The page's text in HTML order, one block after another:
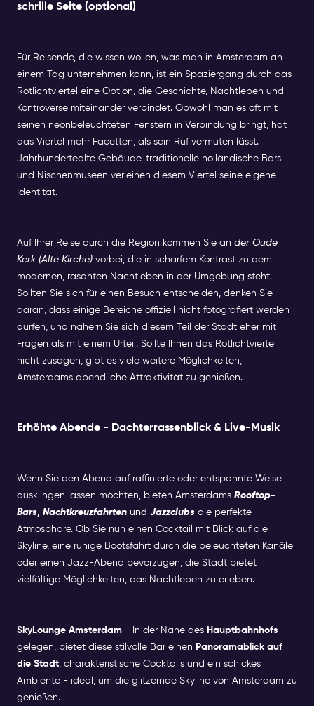
schrille Seite (optional)
Für Reisende, die wissen wollen, was man in Amsterdam an
einem Tag unternehmen kann, ist ein Spaziergang durch das
Rotlichtviertel eine Option, die Geschichte, Nachtleben und
Kontroverse miteinander verbindet. Obwohl man es oft mit
seinen neonbeleuchteten Fenstern in Verbindung bringt, hat
das Viertel mehr Facetten, als sein Ruf vermuten lässt.
Jahrhundertealte Gebäude, traditionelle holländische Bars
und Nischenmuseen verleihen diesem Viertel seine eigene
Identität.
Auf Ihrer Reise durch die Region kommen Sie an der Oude
Kerk (Alte Kirche) vorbei, die in scharfem Kontrast zu dem
modernen, rasanten Nachtleben in der Umgebung steht.
Sollten Sie sich für einen Besuch entscheiden, denken Sie
daran, dass einige Bereiche offiziell nicht fotografiert werden
dürfen, und nähern Sie sich diesem Teil der Stadt eher mit
Fragen als mit einem Urteil. Sollte Ihnen das Rotlichtviertel
nicht zusagen, gibt es viele weitere Möglichkeiten,
Amsterdams abendliche Attraktivität zu genießen.
Erhöhte Abende - Dachterrassenblick & Live-Musik
Wenn Sie den Abend auf raffinierte oder entspannte Weise
ausklingen lassen möchten, bieten Amsterdams Rooftop-
Bars, Nachtkreuzfahrten und Jazzclubs die perfekte
Atmosphäre. Ob Sie nun einen Cocktail mit Blick auf die
Skyline, eine ruhige Bootsfahrt durch die beleuchteten Kanäle
oder einen Jazz-Abend bevorzugen, die Stadt bietet
vielfältige Möglichkeiten, das Nachtleben zu erleben.
SkyLounge Amsterdam - In der Nähe des Hauptbahnhofs
gelegen, bietet diese stilvolle Bar einen Panoramablick auf
die Stadt, charakteristische Cocktails und ein schickes
Ambiente - ideal, um die glitzernde Skyline von Amsterdam zu
genießen.